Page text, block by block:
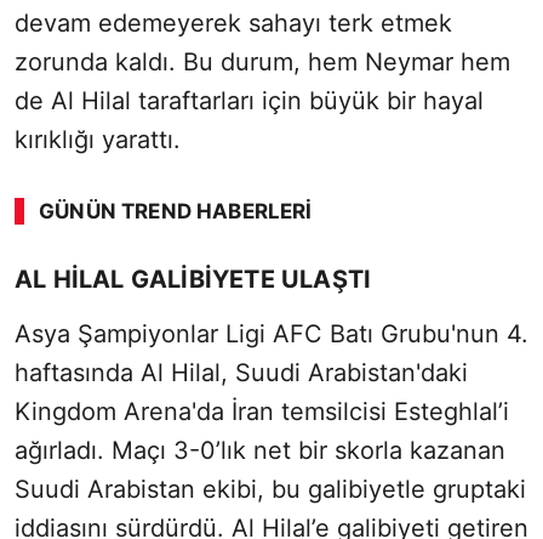
devam edemeyerek sahayı terk etmek
zorunda kaldı. Bu durum, hem Neymar hem
de Al Hilal taraftarları için büyük bir hayal
kırıklığı yarattı.
GÜNÜN TREND HABERLERI
AL HİLAL GALİBİYETE ULAŞTI
Asya Şampiyonlar Ligi AFC Batı Grubu'nun 4.
haftasında Al Hilal, Suudi Arabistan'daki
Kingdom Arena'da İran temsilcisi Esteghlal’i
ağırladı. Maçı 3-0’lık net bir skorla kazanan
Suudi Arabistan ekibi, bu galibiyetle gruptaki
iddiasını sürdürdü. Al Hilal’e galibiyeti getiren